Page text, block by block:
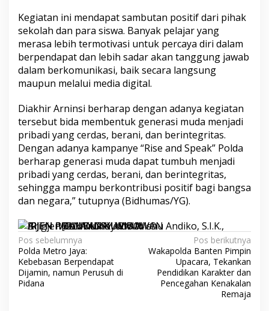
Kegiatan ini mendapat sambutan positif dari pihak
sekolah dan para siswa. Banyak pelajar yang
merasa lebih termotivasi untuk percaya diri dalam
berpendapat dan lebih sadar akan tanggung jawab
dalam berkomunikasi, baik secara langsung
maupun melalui media digital.
Diakhir Arninsi berharap dengan adanya kegiatan
tersebut bida membentuk generasi muda menjadi
pribadi yang cerdas, berani, dan berintegritas.
Dengan adanya kampanye “Rise and Speak” Polda
berharap generasi muda dapat tumbuh menjadi
pribadi yang cerdas, berani, dan berintegritas,
sehingga mampu berkontribusi positif bagi bangsa
dan negara,” tutupnya (Bidhumas/YG).
Navigasi
pos
Pos sebelumnya
Polda Metro Jaya:
Kebebasan Berpendapat
Dijamin, namun Perusuh di
Pidana
Pos berikutnya
Wakapolda Banten Pimpin
Upacara, Tekankan
Pendidikan Karakter dan
Pencegahan Kenakalan
Remaja